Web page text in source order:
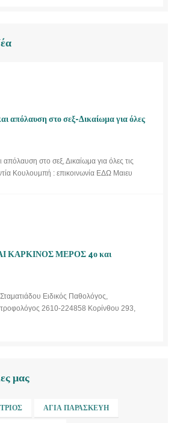
απόλαυση στο σεξ-Δικαίωμα για όλες
στο σεξ, Δικαίωμα για όλες τις
Κουλουμπή : επικοινωνία ΕΔΩ Μαιευ
ΚΑΡΚΙΝΟΣ ΜΕΡΟΣ 4ο και
Ειδικός Παθολόγος,
2610-224858 Κορίνθου 293,
μας
ΑΓΊΑ ΠΑΡΑΣΚΕΥΉ